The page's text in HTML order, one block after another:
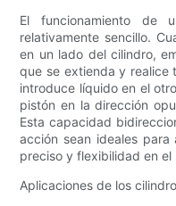
El funcionamiento de
relativamente sencillo.
en un lado del cilindro,
que se extienda y realice
introduce líquido en el
pistón en la dirección
Esta capacidad
acción sean ideales para
preciso y flexibilidad en el
Aplicaciones de los